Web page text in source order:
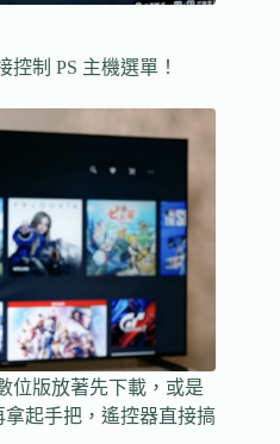
制 PS 主機選單！
位版放著先下載，或是
拿起手把，遙控器直接搞